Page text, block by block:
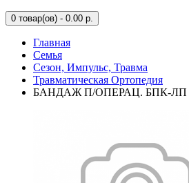
0 товар(ов) - 0.00 р.
Главная
Семья
Сезон, Импульс, Травма
Травматическая Ортопедия
БАНДАЖ П/ОПЕРАЦ. БПК-ЛП